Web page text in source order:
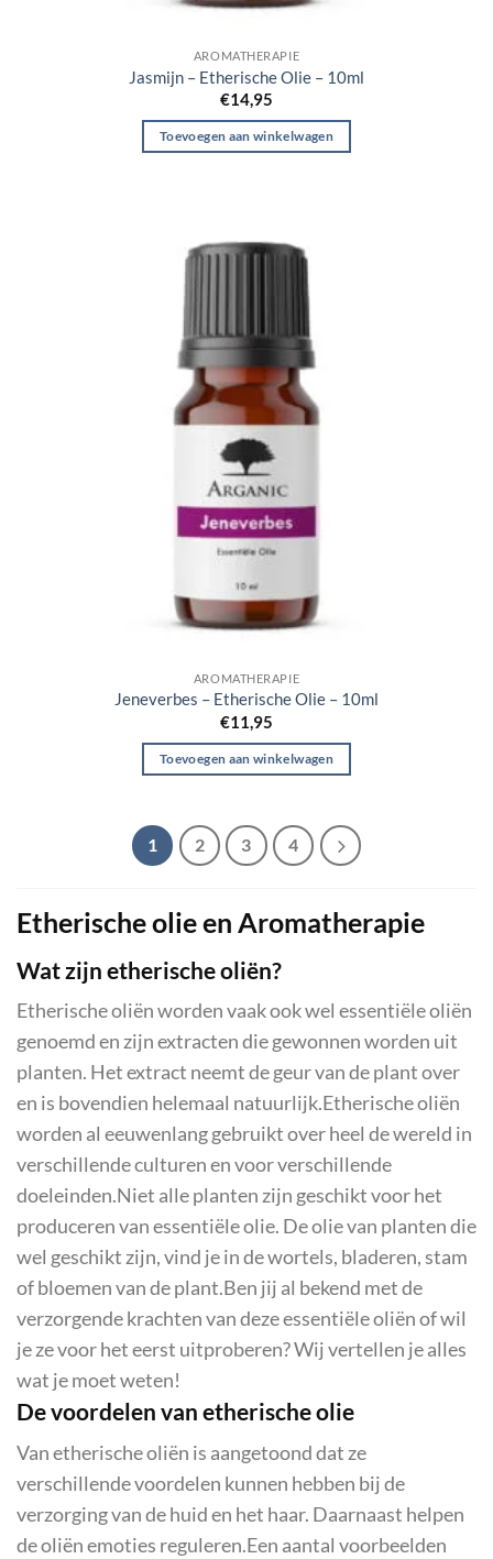
AROMATHERAPIE
Jasmijn – Etherische Olie – 10ml
€14,95
Toevoegen aan winkelwagen
AROMATHERAPIE
Jeneverbes – Etherische Olie – 10ml
€11,95
Toevoegen aan winkelwagen
1 2 3 4
Etherische olie en Aromatherapie
Wat zijn etherische oliën?
Etherische oliën worden vaak ook wel essentiële oliën
genoemd en zijn extracten die gewonnen worden uit
planten. Het extract neemt de geur van de plant over
en is bovendien helemaal natuurlijk.Etherische oliën
worden al eeuwenlang gebruikt over heel de wereld in
verschillende culturen en voor verschillende
doeleinden.Niet alle planten zijn geschikt voor het
produceren van essentiële olie. De olie van planten die
wel geschikt zijn, vind je in de wortels, bladeren, stam
of bloemen van de plant.Ben jij al bekend met de
verzorgende krachten van deze essentiële oliën of wil
je ze voor het eerst uitproberen? Wij vertellen je alles
wat je moet weten!
De voordelen van etherische olie
Van etherische oliën is aangetoond dat ze
verschillende voordelen kunnen hebben bij de
verzorging van de huid en het haar. Daarnaast helpen
de oliën emoties reguleren.Een aantal voorbeelden